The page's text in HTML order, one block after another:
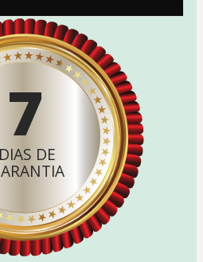
7
DIAS DE